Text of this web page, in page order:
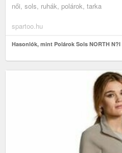
női, sols, ruhák, polárok, tarka
spartoo.hu
Hasonlók, mint Polárok Sols NORTH